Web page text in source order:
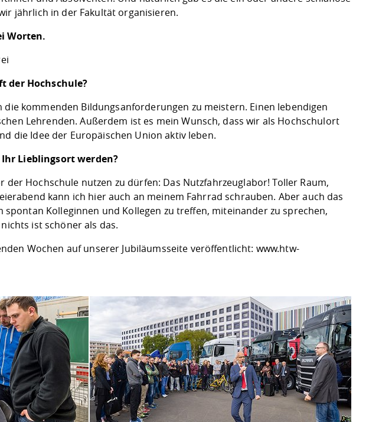
jährlich in der Fakultät organisieren.
Worten.
der Hochschule?
die kommenden Bildungsanforderungen zu meistern. Einen lebendigen
Lehrenden. Außerdem ist es mein Wunsch, dass wir als Hochschulort
die Idee der Europäischen Union aktiv leben.
Lieblingsort werden?
der Hochschule nutzen zu dürfen: Das Nutzfahrzeuglabor! Toller Raum,
kann ich hier auch an meinem Fahrrad schrauben. Aber auch das
spontan Kolleginnen und Kollegen zu treffen, miteinander zu sprechen,
ist schöner als das.
Wochen auf unserer Jubiläumsseite veröffentlicht: www.htw-